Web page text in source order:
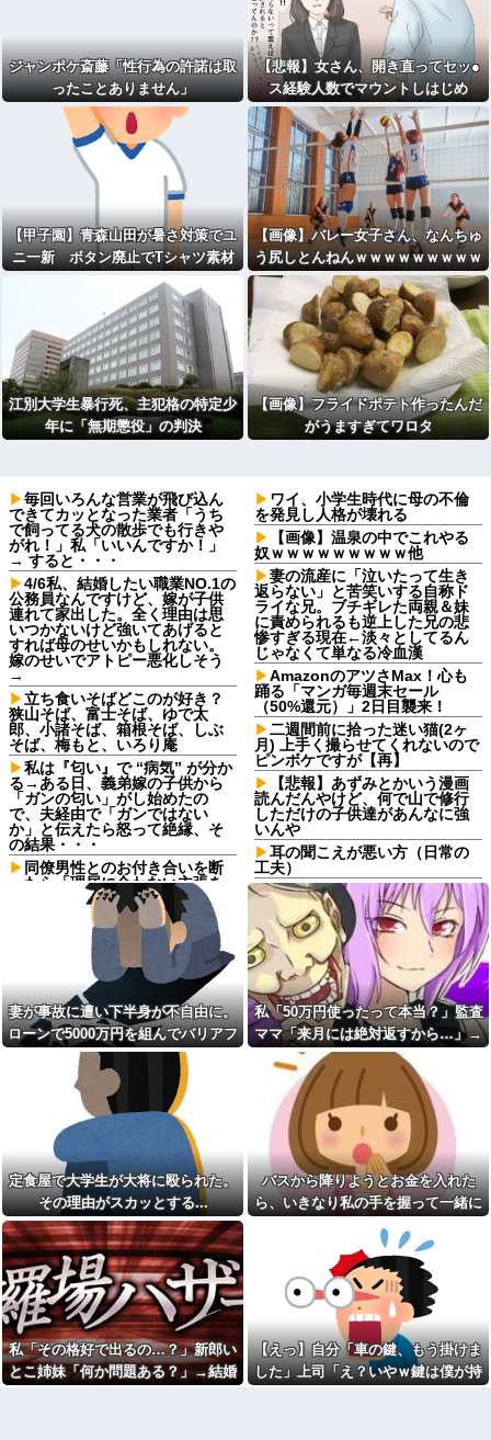
ジャンポケ斎藤「性行為の許諾は取
ったことありません」
【悲報】女さん、開き直ってセッ●
ス経験人数でマウントしはじめ
る・・・
【甲子園】青森山田が暑さ対策でユ
ニ一新 ボタン廃止でTシャツ素材
【画像】バレー女子さん、なんちゅ
う尻しとんねんｗｗｗｗｗｗｗｗｗ
ｗｗｗｗ
江別大学生暴行死、主犯格の特定少
年に「無期懲役」の判決
【画像】フライドポテト作ったんだ
がうますぎてワロタ
毎回いろんな営業が飛び込ん
できてカッとなった業者「うち
で飼ってる犬の散歩でも行きや
がれ！」私「いいんですか！」
→ すると・・・
4/6私、結婚したい職業NO.1の
公務員なんですけど、嫁が子供
連れて家出した。全く理由は思
いつかないけど強いてあげると
すれば母のせいかもしれない。
嫁のせいでアトピー悪化しそう
→
立ち食いそばどこのが好き？
狭山そば、富士そば、ゆで太
郎、小諸そば、箱根そば、しぶ
そば、梅もと、いろり庵
私は『匂い』で “病気” が分か
る→ある日、義弟嫁の子供から
「ガンの匂い」がし始めたの
で、夫経由で「ガンではない
か」と伝えたら怒って絶縁、そ
の結果・・・
同僚男性とのお付き合いを断
ったら「理屈に合わない主張を
振りかざす感情的なヒステリー
女」と言いふらされて・・・
死ねだのクソ親父だのうるさ
かった反抗期の娘が托卵だった
ことが発覚。嫁共々追放確定と
なった途端に娘「」…はぁ？
【衝撃】若い女の子からする
「甘い匂い」の正体、まさか分
からないDTなんておらんよな？
よな？w w w w w w w w w w w
【驚愕】マチアプで会った外
国人からまさかの『こう』言わ
れたんやがこれワイ詰み
か？？？？？？？
生食が最悪最凶なのって豚肉
らしいな
【緊急】今の若者に急増して
いる『コレ』依存、めちゃくち
ゃ深刻な模様w w w w w w w w
w w
美容院ってオッサンがいきな
り行っても大丈夫なん？
男性恐怖症だったの嫁をサル
の様に求めまくった結果は……..
俺「ゲーム機どこ？」親「ち
ょっと借りたよ」→どうぶつの
森を開いた瞬間、村が大変なこ
とになっていて…
ワイ、小学生時代に母の不倫
を発見し人格が壊れる
【画像】温泉の中でこれやる
奴ｗｗｗｗｗｗｗｗｗ他
妻の流産に「泣いたって生き
返らない」と苦笑いする自称ド
ライな兄。ブチギレた両親＆妹
に責められるも逆上した兄の悲
惨すぎる現在←淡々としてるん
じゃなくて単なる冷血漢
AmazonのアツさMax！心も
踊る「マンガ毎週末セール
（50%還元）」2日目襲来！
二週間前に拾った迷い猫(2ヶ
月) 上手く撮らせてくれないので
ピンボケですが【再】
【悲報】あずみとかいう漫画
読んだんやけど、何で山で修行
しただけの子供達があんなに強
いんや
耳の聞こえが悪い方（日常の
工夫）
上が就職で一人暮らしを始
め、下は職人として弟子入りし
て独り立ち。子供がいなくなっ
た後、広い家に二人きりで全く
会話なし。私（このまま夫婦を
続けていく意味があるんだろう
か？）
【画像】その太ももでJCは無
理だろｗｗｗｗｗｗｗｗｗｗｗ
ｗｗ
【訃報】名探偵コナン声優が
死去 → 今トンデモナイことにな
ってる・・・
【崩壊寸前】夫がバイトの子
を「放っておけない」とか言い
訳する理由がコレｗｗｗｗ
アタシ何歳に見える？って誘
い受け風の事言うゴミってまだ
生存してるよね〜
【胸熱】中居正広、熊本に人
知れず支援か 10年前の震災で
は3度現地入り「誰にも知られな
くて良い」
長年付き合いがある温和だっ
た友人がとんでもなくキレた
下僕にネーミングセンスが皆
無なため 我が家の歴代ご主人様
達は…【再】
ウトのセクハラを夫に泣いて
妻が事故に遭い下半身が不自由に。
ローンで5000万円を組んでバリアフ
リーの家を建てた。だが俺には作戦
があった
私「50万円使ったって本当？」監査
ママ「来月には絶対返すから…」→
約束を信じて待った結果、警察に通
報することになり…
定食屋で大学生が大将に殴られた。
その理由がスカッとする...
バスから降りようとお金を入れた
ら、いきなり私の手を握って一緒に
降りようとする子供がいた。手をほ
どこうとしても放してくれず...
私「その格好で出るの…？」新郎い
とこ姉妹「何か問題ある？」→結婚
【えっ】自分「車の鍵、もう掛けま
した」上司「え？いやｗ鍵は僕が持